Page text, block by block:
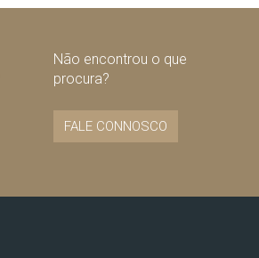
Não encontrou o que
procura?
FALE CONNOSCO